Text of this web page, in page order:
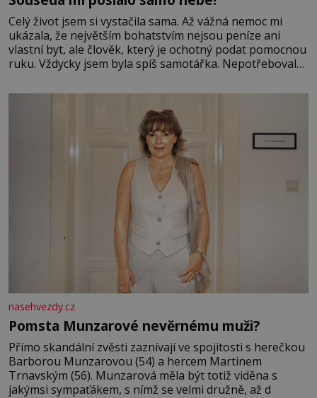
Celý život jsem si vystačila sama. Až vážná nemoc mi
ukázala, že největším bohatstvím nejsou peníze ani
vlastní byt, ale člověk, který je ochotný podat pomocnou
ruku. Vždycky jsem byla spíš samotářka. Nepotřebovala
mi knihy, práce a hlavně klid. Hned po studiích jsem
nasehvezdy.cz
Pomsta Munzarové nevěrnému muži?
Přímo skandální zvěsti zaznívají ve spojitosti s herečkou
Barborou Munzarovou (54) a hercem Martinem
Trnavským (56). Munzarová měla být totiž viděna s
jakýmsi sympaťákem, s nímž se velmi družně, až d